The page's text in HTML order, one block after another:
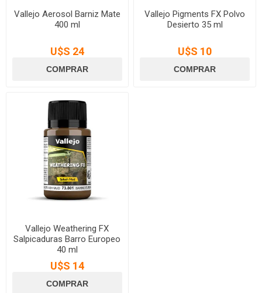
Vallejo Aerosol Barniz Mate
400 ml
U$S 24
Vallejo Pigments FX Polvo
Desierto 35 ml
U$S 10
Vallejo Weathering FX
Salpicaduras Barro Europeo
40 ml
U$S 14